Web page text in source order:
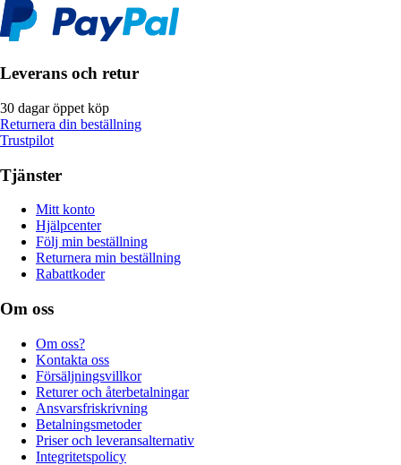
Leverans och retur
30 dagar öppet köp
Returnera din beställning
Trustpilot
Tjänster
Mitt konto
Hjälpcenter
Följ min beställning
Returnera min beställning
Rabattkoder
Om oss
Om oss?
Kontakta oss
Försäljningsvillkor
Returer och återbetalningar
Ansvarsfriskrivning
Betalningsmetoder
Priser och leveransalternativ
Integritetspolicy